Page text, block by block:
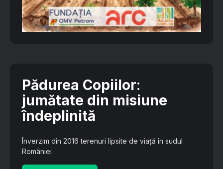
Pădurea Copiilor:
jumătate din misiune
îndeplinită
Înverzim din 2016 terenuri lipsite de viață în sudul
României